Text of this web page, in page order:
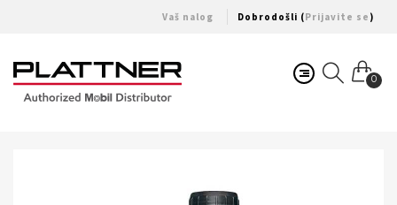
Dobrodošli (Prijavite se )
Vaš nalog
0